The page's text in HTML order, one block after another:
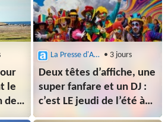
couper et à manger
le
de
La Presse d'Armor (Paimpol) • 3 jours
Deux têtes d’affiche, une
super fanfare et un DJ :
c’est LE jeudi de l’été à
ne pas manquer à